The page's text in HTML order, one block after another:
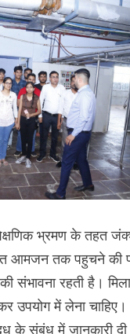
शैक्षणिक भ्रमण के
आमजन तक पहुचने की
रहती है।
में लेना चाहिए।
के संबंध में जानकारी